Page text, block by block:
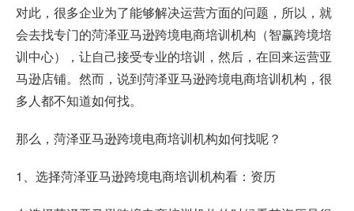
对此，很多企业为了能够解决运营方面的问题，所以，就
会去找专门的菏泽亚马逊跨境电商培训机构（智赢跨境培
训中心），让自己接受专业的培训，然后，在回来运营亚
马逊店铺。然而，说到菏泽亚马逊跨境电商培训机构，很
多人都不知道如何找。
那么，菏泽亚马逊跨境电商培训机构如何找呢？
1、选择菏泽亚马逊跨境电商培训机构看：资历